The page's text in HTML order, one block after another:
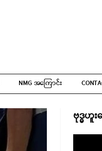
NMG အကြောင်း
ဗုဒ္ဓဟူ